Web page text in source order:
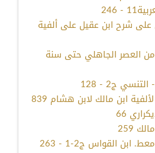
- 246
شرح ابن عقيل على ألفية
العصر الجاهلي حتى سنة
ج2 - 128
ابن مالك لابن هشام 839
66
259
ابن القواس ج2-1 - 263